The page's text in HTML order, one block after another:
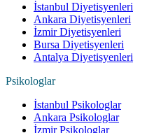
İstanbul Diyetisyenleri
Ankara Diyetisyenleri
İzmir Diyetisyenleri
Bursa Diyetisyenleri
Antalya Diyetisyenleri
Psikologlar
İstanbul Psikologlar
Ankara Psikologlar
İzmir Psikologlar